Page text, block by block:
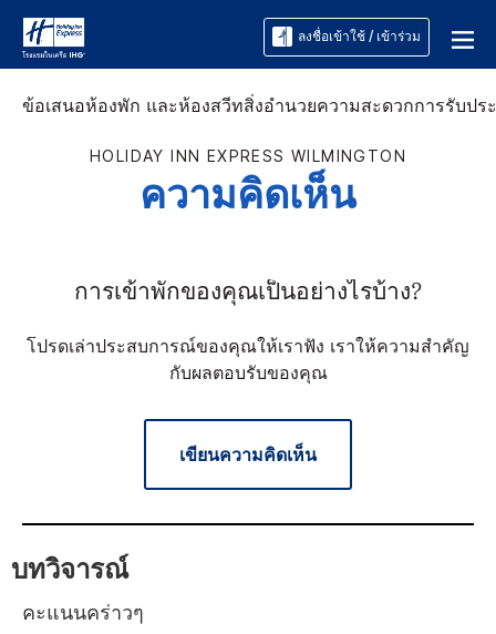
ลงชื่อเข้าใช้ / เข้าร่วม
ข้อเสนอห้องพัก และห้องสวีทสิ่งอำนวยความสะดวกการรับปร
HOLIDAY INN EXPRESS WILMINGTON
ความคิดเห็น
การเข้าพักของคุณเป็นอย่างไรบ้าง?
โปรดเล่าประสบการณ์ของคุณให้เราฟัง เราให้ความสำคัญ
กับผลตอบรับของคุณ
เขียนความคิดเห็น